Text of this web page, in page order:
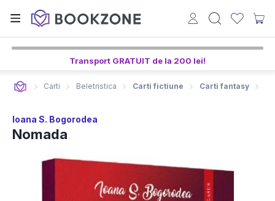
Transport GRATUIT de la 200 lei!
8 ore, 14 min, 17 sec
Carti Beletristica Carti fictiune Carti fantasy
Ioana S. Bogorodea
Nomada